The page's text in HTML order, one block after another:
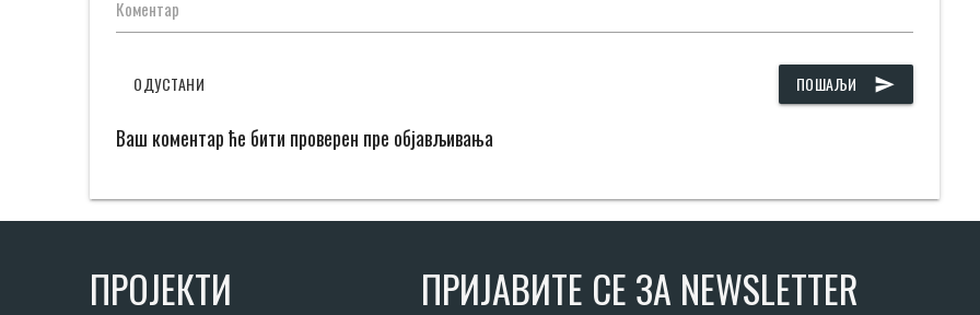
Коментар
ПОШАЉИ send
ОДУСТАНИ
Ваш коментар ће бити проверен пре објављивања
ПРОЈЕКТИ ПРИЈАВИТЕ СЕ ЗА NEWSLETTER